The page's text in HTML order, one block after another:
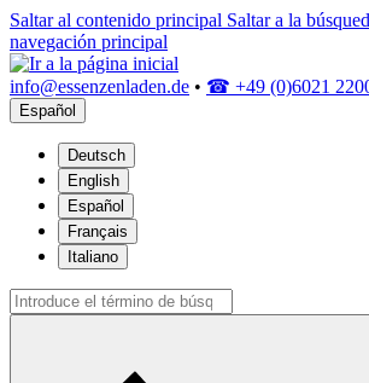
Saltar al contenido principal Saltar a la
navegación principal
info@essenzenladen.de • ☎ +49 (0)6021
Español
Deutsch
English
Español
Français
Italiano